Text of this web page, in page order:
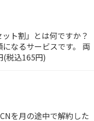
ト割」とは何ですか？
なるサービスです。 両
(税込165円)
を月の途中で解約した